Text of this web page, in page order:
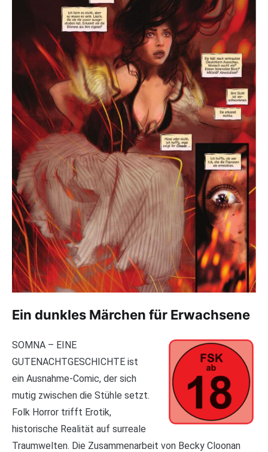
Ein dunkles Märchen für Erwachsene
SOMNA – EINE
GUTENACHTGESCHICHTE ist
ein Ausnahme-Comic, der sich
mutig zwischen die Stühle setzt.
Folk Horror trifft Erotik,
historische Realität auf surreale
Traumwelten. Die Zusammenarbeit von Becky Cloonan